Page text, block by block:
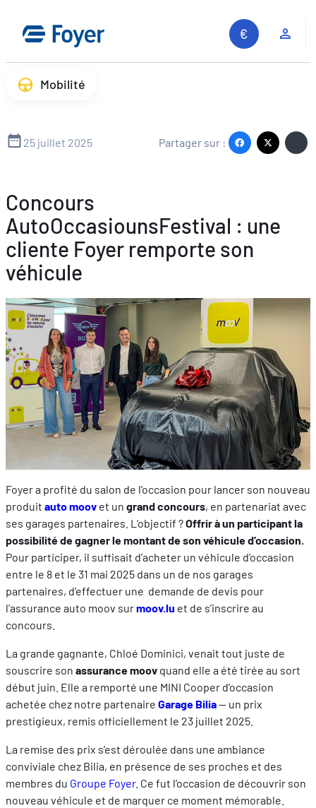
contenu
Recherche sur le site
FRENDE
Mobilité
25 juillet 2025 Partager sur :
Concours
AutoOccasiounsFestival : une
cliente Foyer remporte son
véhicule
Foyer a profité du salon de l’occasion pour lancer son nouveau
produit auto moov et un grand concours, en partenariat avec
ses garages partenaires. L’objectif ?Offrir à un participant la
possibilité de gagner le montant de son véhicule d’occasion.
Pour participer, il suffisait d’acheter un véhicule d’occasion
entre le 8 et le 31 mai 2025 dans un de nos garages
partenaires, d’effectuer une demande de devis pour
l’assurance auto moov surmoov.lu et de s’inscrire au
concours.
La grande gagnante, Chloé Dominici, venait tout juste de
souscrire son assurance moov quand elle a été tirée au sort
début juin. Elle a remporté une MINI Cooper d’occasion
achetée chez notre partenaire Garage Bilia— un prix
prestigieux, remis officiellement le 23 juillet 2025.
La remise des prix s’est déroulée dans une ambiance
conviviale chez Bilia, en présence de ses proches et des
membres du Groupe Foyer. Ce fut l’occasion de découvrir son
nouveau véhicule et de marquer ce moment mémorable.